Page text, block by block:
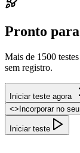
Pronto
Mais de 1500
sem registro.
Iniciar teste agora
<>Incorporar no
Iniciar teste